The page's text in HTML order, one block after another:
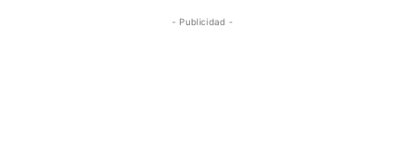
- Publicidad -